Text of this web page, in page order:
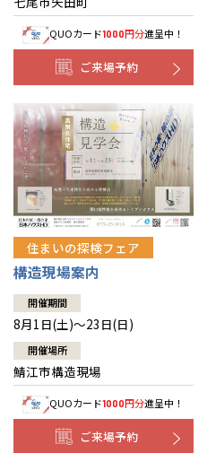
QUOカード1000円分進呈中！
ご来場予約
住まいの探検フェア
構造現場案内
開催期間
8月1日(土)～23日(日)
開催場所
鯖江市構造現場
QUOカード1000円分進呈中！
ご来場予約